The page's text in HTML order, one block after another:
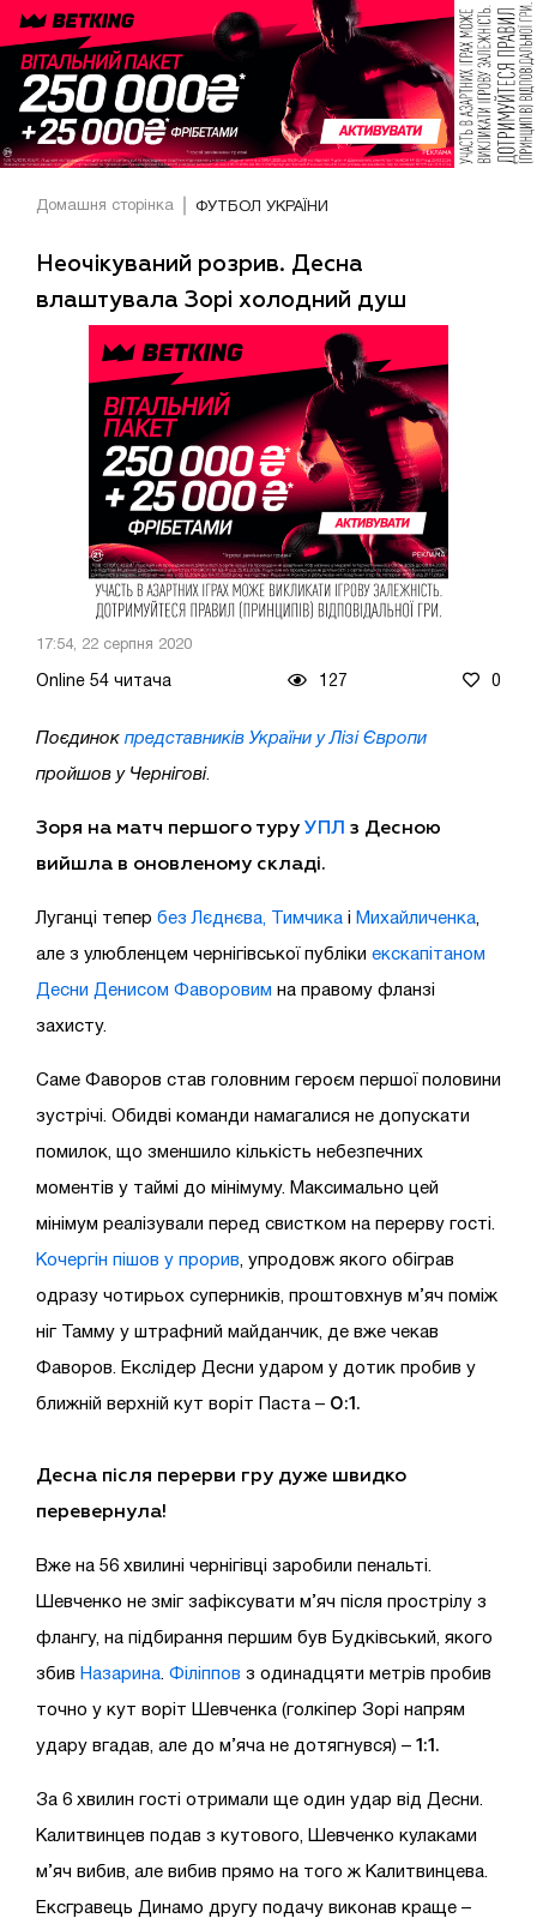
Домашня сторінка ФУТБОЛ УКРАЇНИ
Неочікуваний розрив. Десна
влаштувала Зорі холодний душ
17:54, 22 серпня 2020
Online 54 читача 127 0
Поєдинок представників України у Лізі Європи
пройшов у Чернігові.
Зоря на матч першого туру УПЛ з Десною
вийшла в оновленому складі.
Луганці тепер без Лєднєва, Тимчика і Михайличенка
але з улюбленцем чернігівської публіки екскапітаном
Десни Денисом Фаворовим на правому фланзі
захисту.
Саме Фаворов став головним героєм першої половини
зустрічі. Обидві команди намагалися не допускати
помилок, що зменшило кількість небезпечних
моментів у таймі до мінімуму. Максимально цей
мінімум реалізували перед свистком на перерву гості.
Кочергін пішов у прорив , упродовж якого обіграв
одразу чотирьох суперників, проштовхнув м’яч поміж
ніг Тамму у штрафний майданчик, де вже чекав
Фаворов. Екслідер Десни ударом у дотик пробив у
ближній верхній кут воріт Паста – 0:1.
Десна після перерви гру дуже швидко
перевернула!
Вже на 56 хвилині чернігівці заробили пенальті.
Шевченко не зміг зафіксувати м’яч після прострілу з
флангу, на підбирання першим був Будківський, якого
збив Назарина Філіппов з одинадцяти метрів пробив
точно у кут воріт Шевченка (голкіпер Зорі напрям
удару вгадав, але до м’яча не дотягнувся) – 1:1.
За 6 хвилин гості отримали ще один удар від Десни.
Калитвинцев подав з кутового, Шевченко кулаками
м’яч вибив, але вибив прямо на того ж Калитвинцева.
Ексгравець Динамо другу подачу виконав краще –